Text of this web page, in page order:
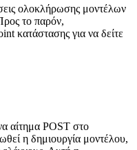
ολοκλήρωσης μοντέλων
το παρόν,
κατάστασης για να δείτε
αίτημα POST στο
η δημιουργία μοντέλου,